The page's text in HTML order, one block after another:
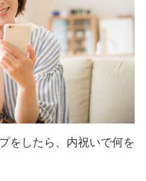
をしたら、内祝いで何を